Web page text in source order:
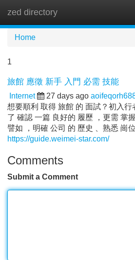
zed directory
Home
1
旅館 應徵 新手 入門 必需 技能
Internet 27 days ago
想要順利 取得 旅館 的 面試？初入行
了 確認 一篇 良好的 履歷 ，更需 掌
譬如 ，明確 公司 的 歷史 、熟悉 崗
https://guide.weimei-star.com/
Comments
Submit a Comment